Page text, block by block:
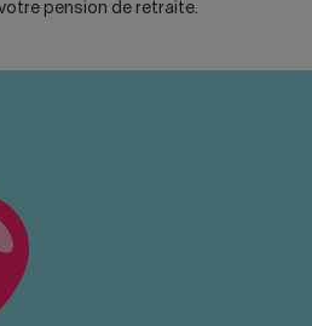
pension de retraite.